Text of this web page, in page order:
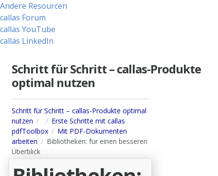
Andere Resourcen
callas Forum
callas YouTube
callas LinkedIn
Schritt für Schritt – callas-Produkte
optimal nutzen
Schritt für Schritt – callas-Produkte optimal
nutzen
Erste Schritte mit callas
pdfToolbox
Mit PDF-Dokumenten
arbeiten
Bibliotheken: für einen besseren
Überblick